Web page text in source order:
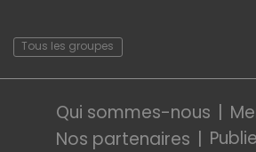
Tous les groupes
Qui sommes-nous
Nos partenaires